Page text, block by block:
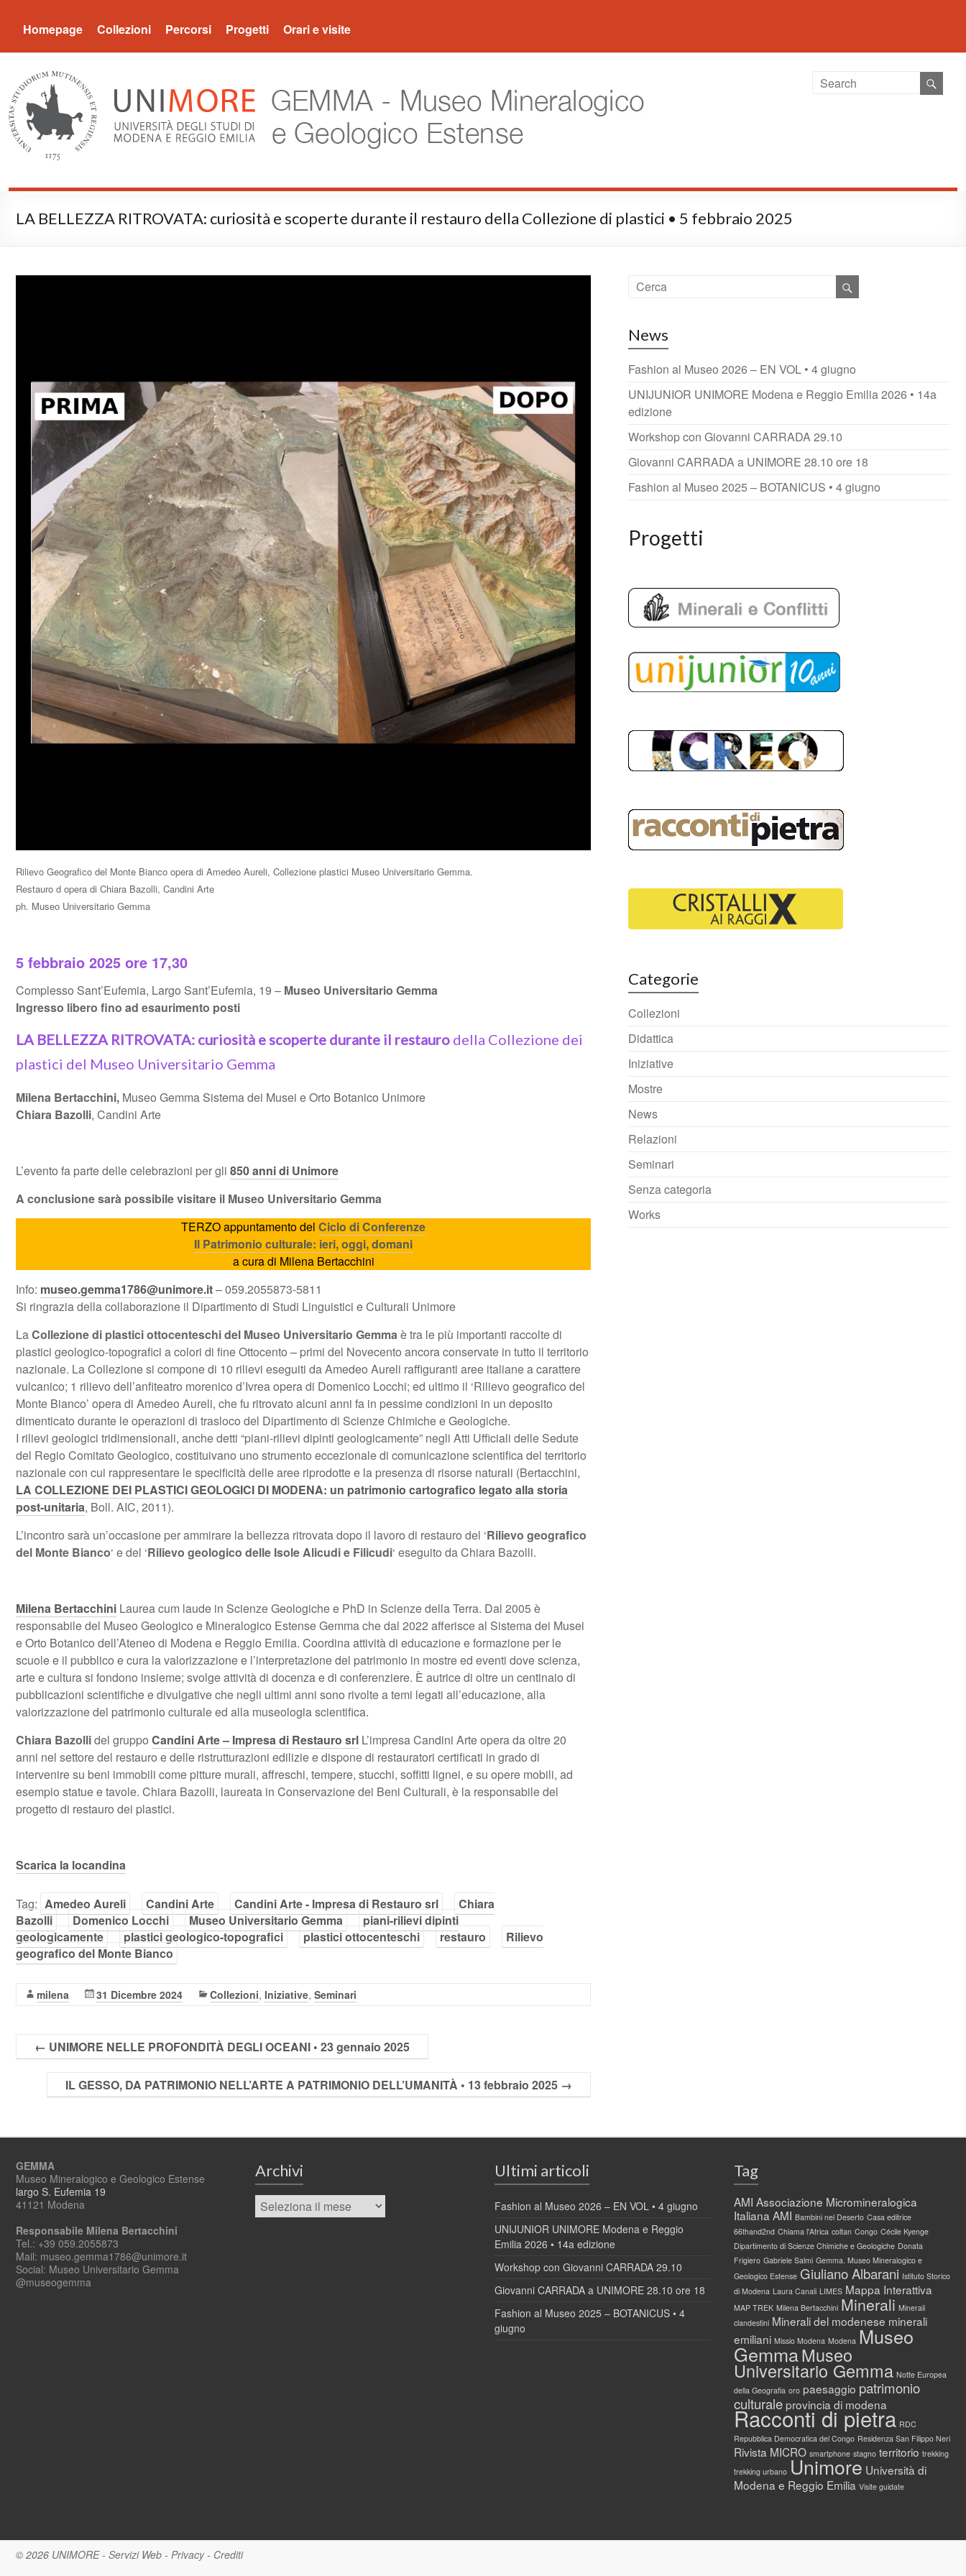
Museo Gemma
Homepage Collezioni Percorsi Progetti Orari e visite
LA BELLEZZA RITROVATA: curiosità e scoperte durante il restauro della Collezione di plastici • 5 febbraio 2025
Rilievo Geografico del Monte Bianco opera di Amedeo Aureli, Collezione plastici Museo Universitario Gemma.
Restauro d opera di Chiara Bazolli, Candini Arte
ph. Museo Universitario Gemma
5 febbraio 2025 ore 17,30
Complesso Sant’Eufemia, Largo Sant’Eufemia, 19 – Museo Universitario Gemma
Ingresso libero fino ad esaurimento posti
LA BELLEZZA RITROVATA: curiosità e scoperte durante il restauro della Collezione dei
plastici del Museo Universitario Gemma
Milena Bertacchini, Museo Gemma Sistema dei Musei e Orto Botanico Unimore
Chiara Bazolli, Candini Arte
L’evento fa parte delle celebrazioni per gli 850 anni di Unimore
A conclusione sarà possibile visitare il Museo Universitario Gemma
TERZO appuntamento delCiclo di Conferenze
Il Patrimonio culturale: ieri, oggi, domani
a cura di Milena Bertacchini
Info: museo.gemma1786@unimore.it– 059.2055873-5811
Si ringrazia della collaborazione il Dipartimento di Studi Linguistici e Culturali Unimore
LaCollezione di plastici ottocenteschi del Museo Universitario Gemmaè tra le più importanti raccolte di
plastici geologico-topografici a colori di fine Ottocento – primi del Novecento ancora conservate in tutto il territorio
nazionale. La Collezione si compone di 10 rilievi eseguiti da Amedeo Aureli raffiguranti aree italiane a carattere
vulcanico; 1 rilievo dell’anfiteatro morenico d’Ivrea opera di Domenico Locchi; ed ultimo il ‘Rilievo geografico del
Monte Bianco’ opera di Amedeo Aureli, che fu ritrovato alcuni anni fa in pessime condizioni in un deposito
dimenticato durante le operazioni di trasloco del Dipartimento di Scienze Chimiche e Geologiche.
I rilievi geologici tridimensionali, anche detti “piani-rilievi dipinti geologicamente” negli Atti Ufficiali delle Sedute
del Regio Comitato Geologico, costituivano uno strumento eccezionale di comunicazione scientifica del territorio
nazionale con cui rappresentare le specificità delle aree riprodotte e la presenza di risorse naturali (Bertacchini,
LA COLLEZIONE DEI PLASTICI GEOLOGICI DI MODENA: un patrimonio cartografico legato alla storia
post-unitaria, Boll. AIC, 2011).
L’incontro sarà un’occasione per ammirare la bellezza ritrovata dopo il lavoro di restauro del ‘Rilievo geografico
del Monte Bianco‘ e del ‘Rilievo geologico delle Isole Alicudi e Filicudi‘ eseguito da Chiara Bazolli.
Milena Bertacchini Laurea cum laude in Scienze Geologiche e PhD in Scienze della Terra. Dal 2005 è
responsabile del Museo Geologico e Mineralogico Estense Gemma che dal 2022 afferisce al Sistema dei Musei
e Orto Botanico dell’Ateneo di Modena e Reggio Emilia. Coordina attività di educazione e formazione per le
scuole e il pubblico e cura la valorizzazione e l’interpretazione del patrimonio in mostre ed eventi dove scienza,
arte e cultura si fondono insieme; svolge attività di docenza e di conferenziere. È autrice di oltre un centinaio di
pubblicazioni scientifiche e divulgative che negli ultimi anni sono rivolte a temi legati all’educazione, alla
valorizzazione del patrimonio culturale ed alla museologia scientifica.
Chiara Bazollidel gruppo Candini Arte – Impresa di Restauro srl L’impresa Candini Arte opera da oltre 20
anni nel settore del restauro e delle ristrutturazioni edilizie e dispone di restauratori certificati in grado di
intervenire su beni immobili come pitture murali, affreschi, tempere, stucchi, soffitti lignei, e su opere mobili, ad
esempio statue e tavole. Chiara Bazolli, laureata in Conservazione dei Beni Culturali, è la responsabile del
progetto di restauro dei plastici.
Scarica la locandina
Tag: Amedeo Aureli Candini Arte Candini Arte - Impresa di Restauro srl
Chiara
Bazolli
Domenico Locchi Museo Universitario Gemma
piani-rilievi dipinti
geologicamente
plastici geologico-topografici plastici ottocenteschi restauro
Rilievo
geografico del Monte Bianco
milena 31 Dicembre 2024 Collezioni, Iniziative, Seminari
← UNIMORE NELLE PROFONDITÀ DEGLI OCEANI • 23 gennaio 2025
IL GESSO, DA PATRIMONIO NELL’ARTE A PATRIMONIO DELL’UMANITÀ • 13 febbraio 2025 →
News
Fashion al Museo 2026 – EN VOL • 4 giugno
UNIJUNIOR UNIMORE Modena e Reggio Emilia 2026 • 14a
edizione
Workshop con Giovanni CARRADA 29.10
Giovanni CARRADA a UNIMORE 28.10 ore 18
Fashion al Museo 2025 – BOTANICUS • 4 giugno
Progetti
Categorie
Collezioni
Didattica
Iniziative
Mostre
News
Relazioni
Seminari
Senza categoria
Works
GEMMA
Museo Mineralogico e Geologico Estense
largo S. Eufemia 19
41121 Modena
Responsabile Milena Bertacchini
Tel.: +39 059.2055873
Mail: museo.gemma1786@unimore.it
Social: Museo Universitario Gemma
@museogemma
Archivi Ultimi articoli
Fashion al Museo 2026 – EN VOL • 4 giugno
UNIJUNIOR UNIMORE Modena e Reggio
Emilia 2026 • 14a edizione
Workshop con Giovanni CARRADA 29.10
Giovanni CARRADA a UNIMORE 28.10 ore 18
Fashion al Museo 2025 – BOTANICUS • 4
giugno
Tag
AMI Associazione Micromineralogica
Italiana AMI Bambini nel Deserto Casa editrice
66thand2nd Chiama l'Africa coltan Congo Cécile Kyenge
Dipartimento di Scienze Chimiche e Geologiche Donata
Frigiero Gabriele Salmi Gemma. Museo Mineralogico e
Geologico Estense Giuliano Albarani Istituto Storico
di Modena Laura Canali LIMES Mappa Interattiva
MAP TREK Milena Bertacchini Minerali Minerali
clandestini Minerali del modenese minerali
emiliani Missio Modena Modena Museo
GemmaMuseo
Universitario Gemma Notte Europea
della Geografia oro paesaggio patrimonio
culturaleprovincia di modena
Racconti di pietra RDC
Repubblica Democratica del Congo Residenza San Filippo Neri
Rivista MICRO smartphone stagno territorio trekking
trekking urbano Unimore Università di
Modena e Reggio Emilia Visite guidate
© 2026 UNIMORE- Servizi Web - Privacy- Crediti